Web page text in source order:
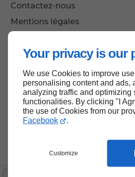
Your privacy is our
We use Cookies to improve
personalising content and ads,
analyzing traffic and optimizing
functionalities. By clicking "I
the use of Cookies from our
Facebook
.
Customize
Contactez-nous
Mentions légales
Haut de